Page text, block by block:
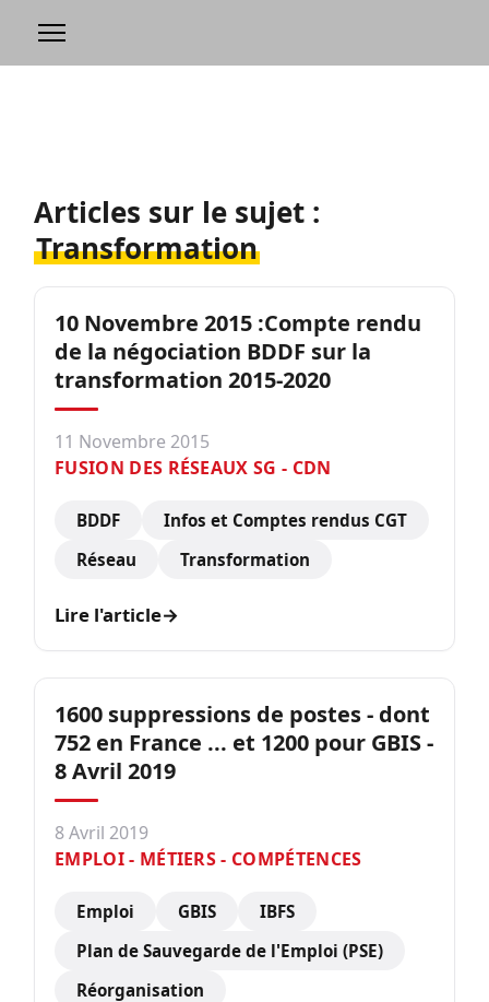
Articles sur le sujet :
Transformation
10 Novembre 2015 :Compte rendu
de la négociation BDDF sur la
transformation 2015-2020
11 Novembre 2015
FUSION DES RÉSEAUX SG - CDN
BDDF
Infos et Comptes rendus CGT
Réseau
Transformation
Lire l'article→
1600 suppressions de postes - dont
752 en France ... et 1200 pour GBIS -
8 Avril 2019
8 Avril 2019
EMPLOI - MÉTIERS - COMPÉTENCES
Emploi GBIS
IBFS
Plan de Sauvegarde de l'Emploi (PSE)
Réorganisation